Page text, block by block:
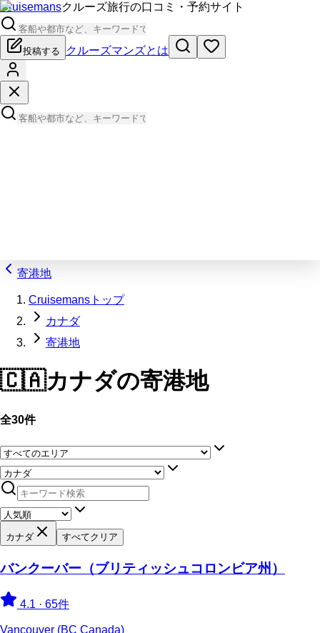
Cruisemansクルーズ旅行の口コミ・予約サイト
投稿する クルーズマンズとは
寄港地
Cruisemansトップ
カナダ
寄港地
🇨🇦カナダの寄港地
全30件
カナダ すべてクリア
バンクーバー（ブリティッシュコロンビア州）
4.1 · 65件
Vancouver (BC Canada)